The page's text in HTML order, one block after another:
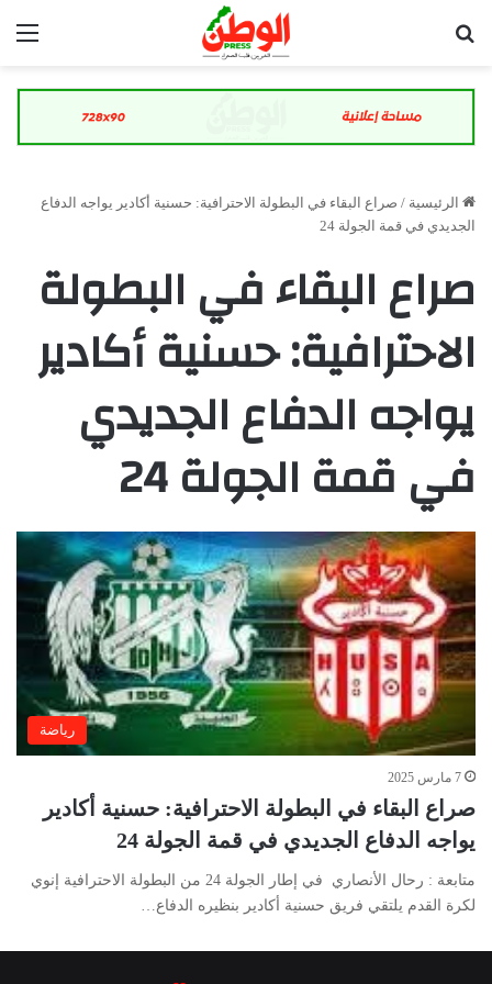
الرئيسية / صراع البقاء في البطولة الاحترافية: حسنية أكادير يواجه الدفاع
الجديدي في قمة الجولة 24
صراع البقاء في البطولة
الاحترافية: حسنية أكادير
يواجه الدفاع الجديدي
في قمة الجولة 24
رياضة
7 مارس 2025
صراع البقاء في البطولة الاحترافية: حسنية أكادير
يواجه الدفاع الجديدي في قمة الجولة 24
متابعة : رحال الأنصاري في إطار الجولة 24 من البطولة الاحترافية إنوي
لكرة القدم يلتقي فريق حسنية أكادير بنظيره الدفاع…